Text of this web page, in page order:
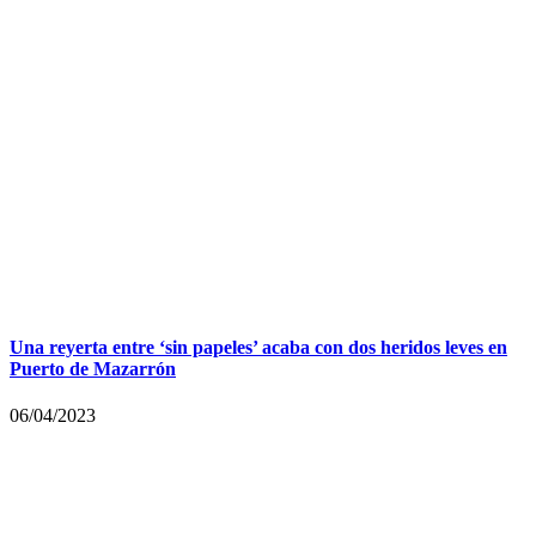
Una reyerta entre ‘sin papeles’ acaba con dos heridos leves en
Puerto de Mazarrón
06/04/2023